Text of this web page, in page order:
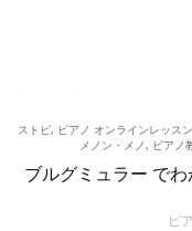
ストピ, ピアノ オンラインレッスン
メノン・メノ, ピアノ
ブルグミュラー で
ピ